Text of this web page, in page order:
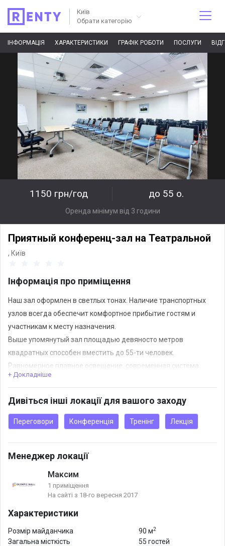
Київ
Обрати категорію
ІНФОРМАЦІЯ ХАРАКТЕРИСТИКИ ГРАФІК РОБОТИ ПОСЛУГИ
1150 грн/год до 55 о.
Оренда мінімум від 3 години
Приятный конференц-зал на Театральной
, Київ
Інформація про приміщення
Наш зал оформлен в светлых тонах. Наличие транспортных
узлов всегда обеспечит комфортное прибытие гостям и
участникам к месту назначения.
Выше упомянутый зал площадью девяносто метров
квадратных способен вместить до 55-ти человек.
Равномерное плавное освещение, современная система
вентиляции, удобные стулья с планшетами - еще одно
Благодаря универсальной форме рассадки в виде "Театра"
все внимание гостей будет направлено на Вас и других
ведущих участников запланированного действия.
Мероприятие любого уровня конечно же не обходится без
современных технических средств. По этому каждому клиенту
предлагается воспользоваться проектором с
широкоформатным экраном, флип-чартом, бесперебойным,
высокоскоростным доступом в сеть Интернет посредством
WI-FI технологий. За дополнительную плату можно заказать
+ Докладніше
Дивіться інші локації для вашого заходу
Переговори Конференція Тренінг Лекція
Менеджер локації
Максим
1 приміщення
На сайті з 18-го вересня 2017
Характеристики
Розмір майданчика 90 м2
Загальна місткість 55 гостей